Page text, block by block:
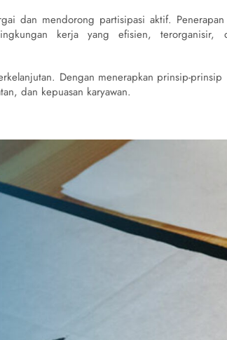
dan mendorong partisipasi aktif.
kerja yang efisien, terorganisir,
Dengan menerapkan prinsip-
dan kepuasan karyawan.